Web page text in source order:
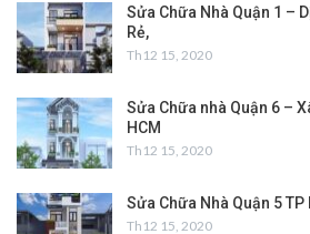
Sửa Chữa Nhà Quận 1 –
Rẻ,
Th12 15, 2020
Sửa Chữa nhà Quận 6 –
HCM
Th12 15, 2020
Sửa Chữa Nhà Quận 5 TP
Th12 15, 2020